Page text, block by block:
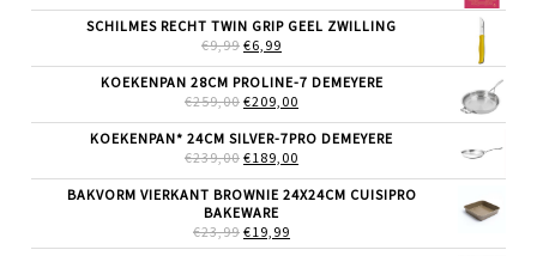
WAS:
€36,99.
IS:
SCHILMES RECHT TWIN GRIP GEEL ZWILLING
€9,99 OORSPRONKELIJKE
WAS:
€9,99.
€6,99
IS:
€6,99.
KOEKENPAN 28CM PROLINE-7 DEMEYERE
€259,00 OORSPRONKELIJKE
WAS:
€259,00.
€209,00
IS:
KOEKENPAN* 24CM SILVER-7PRO DEMEYERE
€239,00 OORSPRONKELIJKE
WAS:
€239,00.
€189,00
IS:
BAKVORM VIERKANT BROWNIE 24X24CM CUISIPRO
BAKEWARE
€23,99 OORSPRONKELIJKE
PRIJS
€19,99
PRIJS